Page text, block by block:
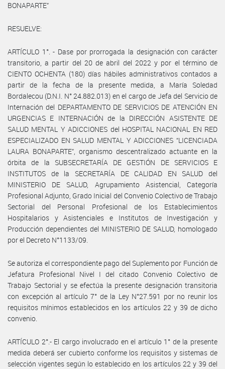
BONAPARTE”
RESUELVE:
ARTÍCULO 1°. - Dase por prorrogada la designación con carácter
transitorio, a partir del 20 de abril del 2022 y por el término de
CIENTO OCHENTA (180) días hábiles administrativos contados a
partir de la fecha de la presente medida, a María Soledad
Bordalecou (D.N.I. N° 24.882.013) en el cargo de Jefa del Servicio de
Internación del DEPARTAMENTO DE SERVICIOS DE ATENCIÓN EN
URGENCIAS E INTERNACIÓN de la DIRECCIÓN ASISTENTE DE
SALUD MENTAL Y ADICCIONES del HOSPITAL NACIONAL EN RED
ESPECIALIZADO EN SALUD MENTAL Y ADICCIONES “LICENCIADA
LAURA BONAPARTE”, organismo descentralizado actuante en la
órbita de la SUBSECRETARÍA DE GESTIÓN DE SERVICIOS E
INSTITUTOS de la SECRETARÍA DE CALIDAD EN SALUD del
MINISTERIO DE SALUD, Agrupamiento Asistencial, Categoría
Profesional Adjunto, Grado Inicial del Convenio Colectivo de Trabajo
Sectorial del Personal Profesional de los Establecimientos
Hospitalarios y Asistenciales e Institutos de Investigación y
Producción dependientes del MINISTERIO DE SALUD, homologado
por el Decreto N°1133/09.
Se autoriza el correspondiente pago del Suplemento por Función de
Jefatura Profesional Nivel I del citado Convenio Colectivo de
Trabajo Sectorial y se efectúa la presente designación transitoria
con excepción al artículo 7° de la Ley N°27.591 por no reunir los
requisitos mínimos establecidos en los artículos 22 y 39 de dicho
convenio.
ARTÍCULO 2°.- El cargo involucrado en el artículo 1° de la presente
medida deberá ser cubierto conforme los requisitos y sistemas de
selección vigentes según lo establecido en los artículos 22 y 39 del